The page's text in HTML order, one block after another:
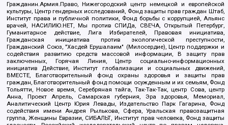
Гражданин.Армия.Право, Нижегородский центр немецкой и европейской
культуры, Центр гендерных исследований, Фонд защиты прав граждан Штаб,
Институт права и публичной политики, Фонд борьбы с коррупцией, Альянс
врачей, НАСИЛИЮ.НЕТ, Мы против СПИДа, СВЕЧА, Открытый Петербург,
Гуманитарное действие, Лига Избирателей, Правовая инициатива,
Гражданская инициатива против экологической преступности,
Гражданский Союз, "Хасдей Ерушалаим" (Милосердие), Центр поддержки и
содействия развитию средств массовой информации, В защиту прав
заключенных, Горячая Линия, Центр социально-информационных
инициатив Действие, Институт глобализации и социальных движений,
ВМЕСТЕ, Благотворительный фонд охраны здоровья и защиты прав
граждан, Благотворительный фонд помощи осужденным и их семьям, Фонд
Тольятти, Новое время, Серебряная тайга, Так-Так-Так, центр Сова, центр
Анна, Проект Апрель, Самарская губерния, Эра здоровья, Мемориал,
Аналитический Центр Юрия Левады, Издательство Парк Гагарина, Фонд
содействия имени Андрея Рылькова, Сфера, Уральская правозащитная
группа, Женщины Евразии, СИБАЛЬТ, Институт прав человека, Фонд защиты